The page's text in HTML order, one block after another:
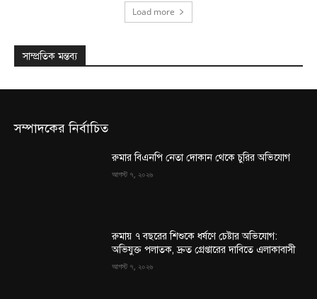
Load more
সাম্প্রতিক মন্তব্য
সম্পাদকের নির্বাচিত
রুমার বিএনপি নেতা দোকান থেকে চুরির অভিযোগ
আগস্ট ৭, ২০২৬
রুমায় ৭ বছরের শিশুকে ধর্ষণে চেষ্টার অভিযোগ:
অভিযুক্ত পলাতক, দ্রুত গ্রেপ্তারের দাবিতে এলাকাবাসী
আগস্ট ৭, ২০২৬